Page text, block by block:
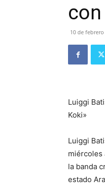
10 de
Luiggi
Koki»
Luiggi
miércoles
la banda
estado